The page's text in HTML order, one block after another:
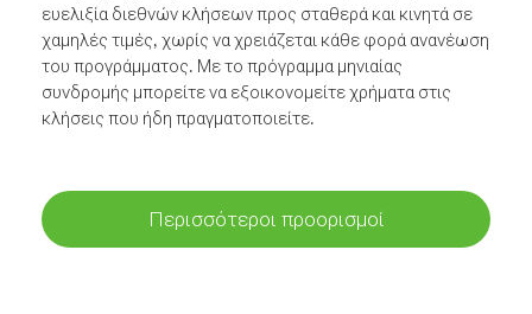
ευελιξία διεθνών κλήσεων προς σταθερά και κινητά σε
χαμηλές τιμές, χωρίς να χρειάζεται κάθε φορά ανανέωση
του προγράμματος. Με το πρόγραμμα μηνιαίας
συνδρομής μπορείτε να εξοικονομείτε χρήματα στις
κλήσεις που ήδη πραγματοποιείτε.
Περισσότεροι προορισμοί